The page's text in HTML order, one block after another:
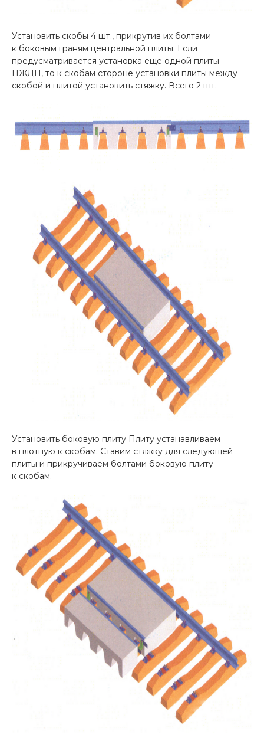
Установить скобы 4 шт., прикрутив их болтами
к боковым граням центральной плиты. Если
предусматривается установка еще одной плиты
ПЖДП, то к скобам стороне установки плиты между
скобой и плитой установить стяжку. Всего 2 шт.
Установить боковую плиту Плиту устанавливаем
в плотную к скобам. Ставим стяжку для следующей
плиты и прикручиваем болтами боковую плиту
к скобам.